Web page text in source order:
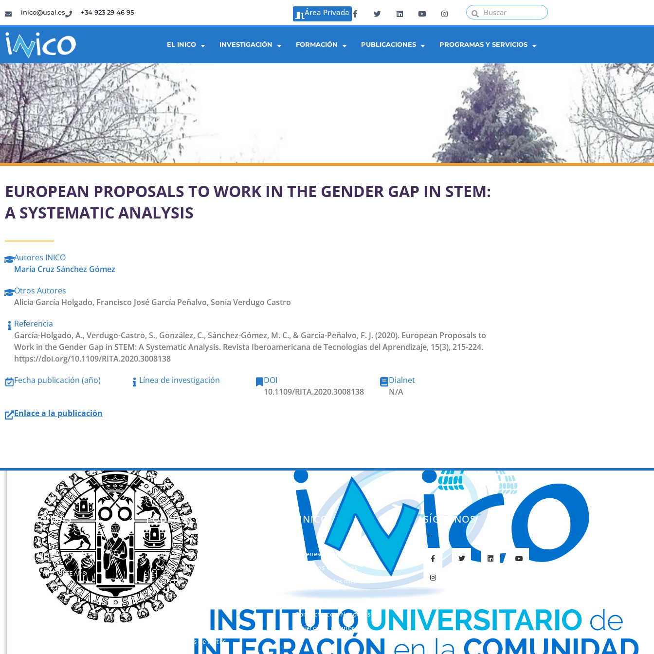
inico@usal.es +34 923 29 46 95 Área Privada
EL INICO INVESTIGACIÓN FORMACIÓN PUBLICACIONES PROGRAMAS Y SERVICIOS
EUROPEAN PROPOSALS TO WORK IN THE GENDER GAP IN STEM:
A SYSTEMATIC ANALYSIS
Autores INICO
María Cruz Sánchez Gómez
Otros Autores
Alicia García Holgado, Francisco José García Peñalvo, Sonia Verdugo Castro
Referencia
García-Holgado, A., Verdugo-Castro, S., González, C., Sánchez-Gómez, M. C., & García-Peñalvo, F. J. (2020). European Proposals to
Work in the Gender Gap in STEM: A Systematic Analysis. Revista Iberoamericana de Tecnologias del Aprendizaje, 15(3), 215-224.
https://doi.org/10.1109/RITA.2020.3008138
Fecha publicación (año)
Línea de investigación
DOI
10.1109/RITA.2020.3008138
Dialnet
N/A
Enlace a la publicación
PROGRAMAS
Programa de estancias
Doc/Postdoc
Máster INICO-FEAPS
Máster Oficial
Máster On Line
PUBLICACIONES
Colección Actas
Colección Investigación
Colección Herramientas
Integra
Manuales
Otros Libros de Actas
EL INICO
Quienes somos
Nuestros Objetivos
El INICO en los medios
de Comunicación
Contacta con Nosotros
Quiero ser miembro de
SÍGUENOS